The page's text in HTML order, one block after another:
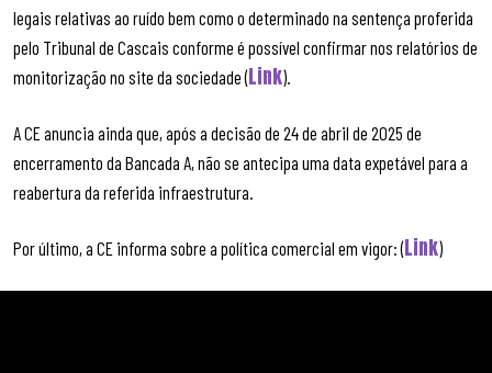
legais relativas ao ruído bem como o determinado na sentença proferida
pelo Tribunal de Cascais conforme é possível confirmar nos relatórios de
monitorização no site da sociedade (Link).
A CE anuncia ainda que, após a decisão de 24 de abril de 2025 de
encerramento da Bancada A, não se antecipa uma data expetável para a
reabertura da referida infraestrutura.
Por último, a CE informa sobre a política comercial em vigor: (Link)